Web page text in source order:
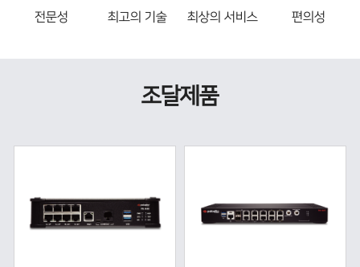
전문성 최고의 기술 최상의 서비스 편의성
조달제품